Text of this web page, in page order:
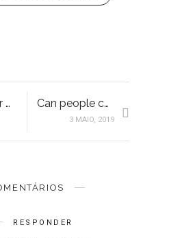
Harry Potter Studios | Londres Can people change?
3 MAIO, 2019
RESPONDER